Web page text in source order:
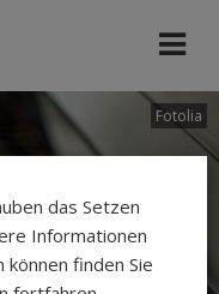
Fotolia
das Setzen
Informationen
können finden Sie